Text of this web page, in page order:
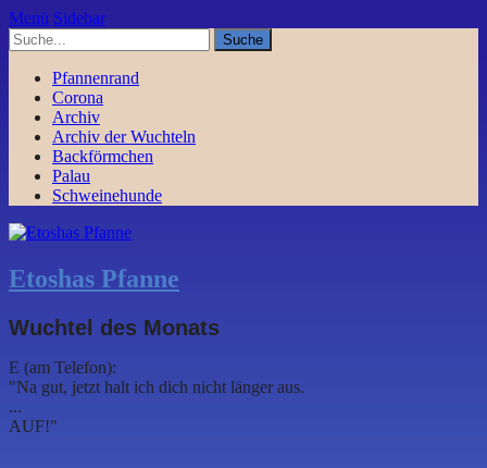
Menü Sidebar
Pfannenrand
Corona
Archiv
Archiv der Wuchteln
Backförmchen
Palau
Schweinehunde
Etoshas Pfanne
Wuchtel des Monats
E (am Telefon):
"Na gut, jetzt halt ich dich nicht länger aus.
...
AUF!"